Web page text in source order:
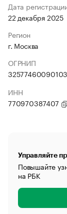
Дата
22 декабря 2025
Регион
г. Москва
ОГРНИП
ИНН
770970387407
Управляйте
Повышайте
на РБК